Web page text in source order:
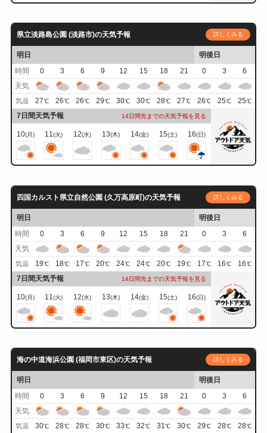
県立淡路島公園 (淡路市)の天気予報 詳しくみる
明日
明後日
時間
0 3 6 9 12 15 18 21 0 3
6
天気
気温 27℃ 26℃ 26℃ 29℃ 30℃ 30℃ 28℃ 27℃ 26℃ 25℃ 25℃
7日間天気予報 14日間先までの天気予報を見る
10(月) 11(火) 12(水) 13(木) 14(金) 15(土) 16(日)
四国カルスト県立自然公園 (久万高原町)の天気予報 詳しくみる
明日
明後日
時間
0 3 6 9 12 15 18 21 0 3
6
天気
気温 19℃ 18℃ 17℃ 20℃ 24℃ 24℃ 20℃ 19℃ 17℃ 16℃ 16℃
7日間天気予報 14日間先までの天気予報を見る
10(月) 11(火) 12(水) 13(木) 14(金) 15(土) 16(日)
海の中道海浜公園 (福岡市東区)の天気予報 詳しくみる
明日
明後日
時間
0 3 6 9 12 15 18 21 0 3
6
天気
気温 30℃ 28℃ 28℃ 30℃ 33℃ 32℃ 31℃ 30℃ 29℃ 28℃ 28℃